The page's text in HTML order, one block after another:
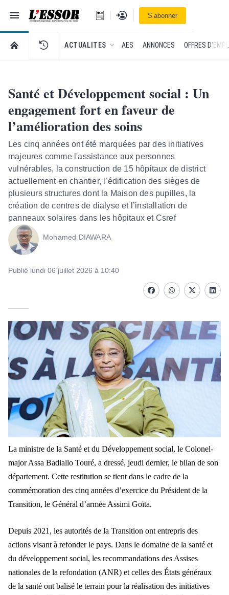
Navigation
L'Essor - retour à la une
Se connecterS’abonner
RETOUR À LA PAGE D’ACCUEIL DE L'ESSOR
ACTUALITES AES ANNONCES OFFRES
Santé et Développement social : Un
engagement fort en faveur de
l’amélioration des soins
Les cinq années ont été marquées par des initiatives
majeures comme l'assistance aux personnes
vulnérables, la construction de 15 hôpitaux de district
actuellement en chantier, l’édification des sièges de
plusieurs structures dont la Maison des pupilles, la
création de centres de dialyse et l’installation de
panneaux solaires dans les hôpitaux et Csref
Mohamed DIAWARA
Publié lundi 06 juillet 2026 à 10:40
FacebookwhatsappTwitter
La ministre de la Santé et du Développement social, le Colonel-
major Assa Badiallo Touré, a dressé, jeudi dernier, le bilan de son
département. Cette restitution se tient dans le cadre de la
commémoration des cinq années d’exercice du Président de la
Transition, le Général d’armée Assimi Goïta.
Depuis 2021, les autorités de la Transition ont entrepris des
actions visant à refonder le pays. Dans le domaine de la santé et
du développement social, les recommandations des Assises
nationales de la refondation (ANR) et celles des États généraux
de la santé ont balisé le terrain pour la réalisation des initiatives